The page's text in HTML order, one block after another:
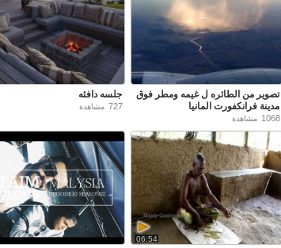
تصوير من الطائره ل غيمه ومطر فوق
مدينة فرانكفورت المانيا
1068 مشاهدة
جلسه دافئه
727 مشاهدة
06:54